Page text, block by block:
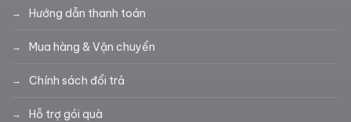
Hướng dẫn thanh toán
Mua hàng & Vận chuyển
Chính sách đổi trả
Hỗ trợ gói quà